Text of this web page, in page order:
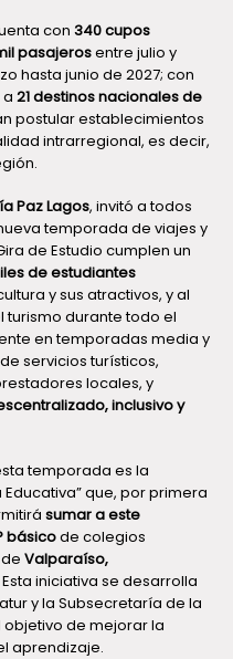
con 340 cupos
pasajerosentre julio y
hasta junio de 2027; con
21 destinos nacionales de
postular establecimientos
intrarregional, es decir,
Paz Lagos, invitó a todos
temporada de viajes y
de Estudio cumplen un
de estudiantes
y sus atractivos, y al
durante todo el
en temporadas media y
servicios turísticos,
locales, y
inclusivo y
temporada es la
que, por primera
sumar a este
básicode colegios
Valparaíso,
Esta iniciativa se desarrolla
y la Subsecretaría de la
objetivo de mejorar la
aprendizaje.